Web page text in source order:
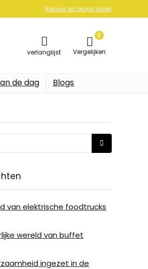
Nieuws en blogs lezen
verlanglijst
0
Vergelijken
de dag Blogs
van elektrische foodtrucks
wereld van buffet
ingezet in de